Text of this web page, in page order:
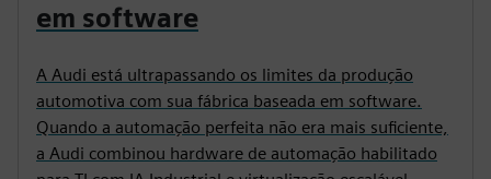
em software
A Audi está ultrapassando os limites da produção
automotiva com sua fábrica baseada em software.
Quando a automação perfeita não era mais suficiente,
a Audi combinou hardware de automação habilitado